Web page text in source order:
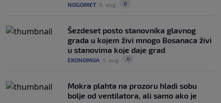
NOGOMET 6. aug. 0
Šezdeset posto stanovnika glavnog
grada u kojem živi mnogo Bosanaca živi
u stanovima koje daje grad
EKONOMIJA 5. aug. 0
Mokra plahta na prozoru hladi sobu
bolje od ventilatora, ali samo ako je